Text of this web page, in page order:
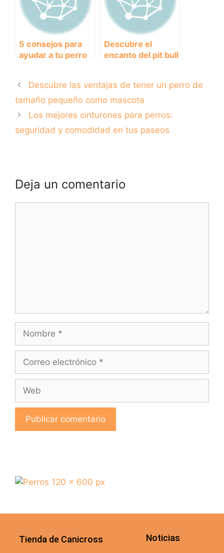
5 consejos para
ayudar a tu perro
manera saludable
Descubre el
encanto del pit bull
Descubre las ventajas de tener un perro de
tamaño pequeño como mascota
Los mejores cinturones para perros:
seguridad y comodidad en tus paseos
Deja un comentario
Tienda de Canicross Noticias